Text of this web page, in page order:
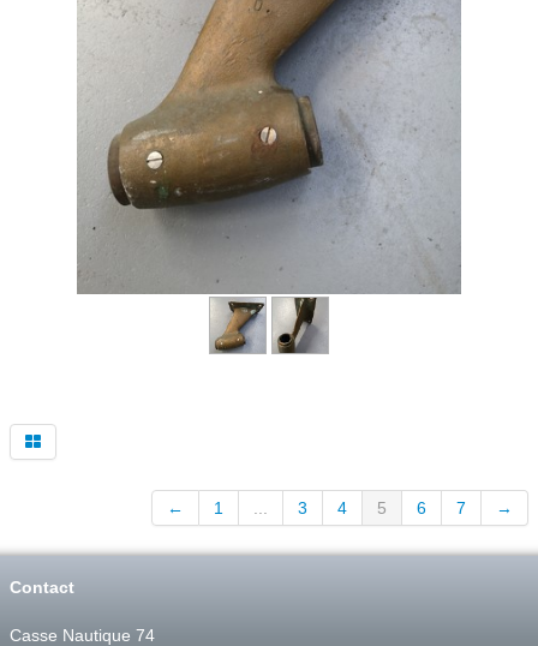
← 1 3 4 5 6 7 →
Contact
Casse Nautique 74